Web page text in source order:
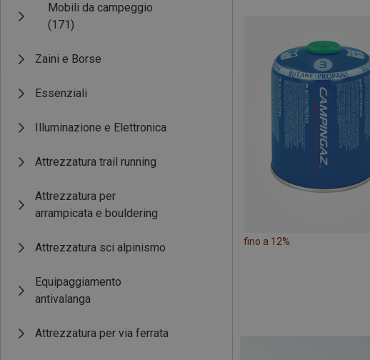
Mobili da campeggio
(171)
Zaini e Borse
Essenziali
Illuminazione e Elettronica
Attrezzatura trail running
Attrezzatura per
arrampicata e bouldering
Attrezzatura sci alpinismo
Equipaggiamento
antivalanga
Attrezzatura per via ferrata
fino a 12%